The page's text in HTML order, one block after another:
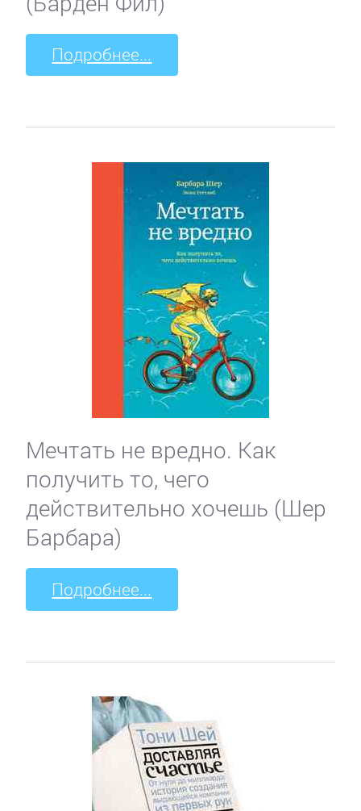
Подробнее...
Мечтать не вредно. Как
получить то, чего
действительно хочешь (Шер
Барбара)
Подробнее...